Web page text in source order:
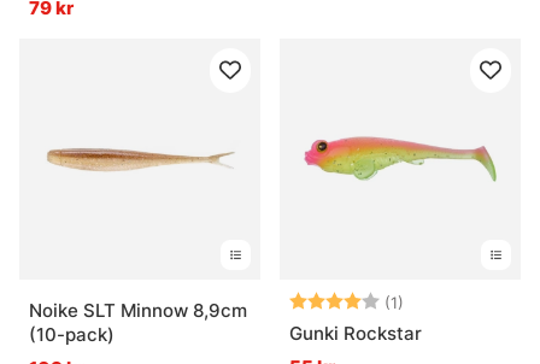
79 kr
Noike SLT Minnow 8,9cm
(10-pack)
Betyg: (1)
Gunki Rockstar